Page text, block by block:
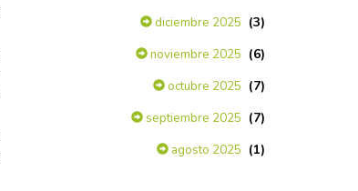
diciembre 2025 (3)
noviembre 2025 (6)
octubre 2025 (7)
septiembre 2025 (7)
agosto 2025 (1)